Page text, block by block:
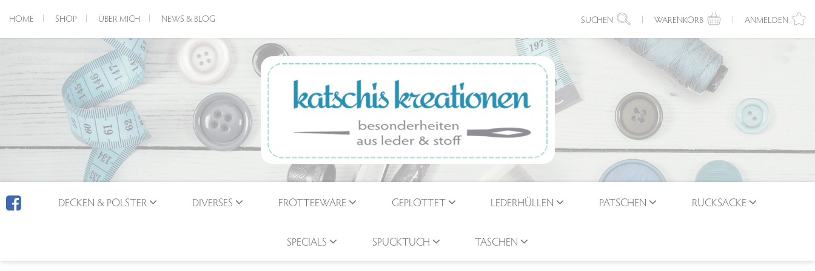
HOME SHOP ÜBER MICH NEWS & BLOG SUCHEN WARENKORB ANMELDEN
DECKEN & POLSTER DIVERSES FROTTEEWARE GEPLOTTET LEDERHÜLLEN PATSCHEN RUCKSÄCKE
SPECIALS SPUCKTUCH TASCHEN